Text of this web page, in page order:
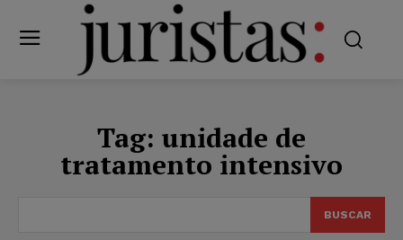
Tag: unidade de
tratamento intensivo
BUSCAR